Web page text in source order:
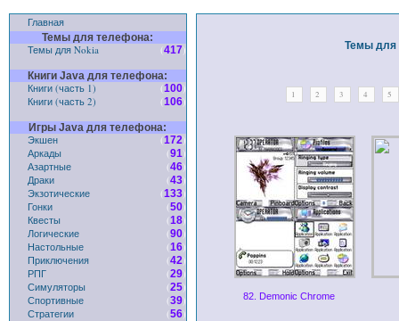
Главная
Темы для телефона:
Темы для Nokia (417)
Книги Java для телефона:
Книги (часть 1) (100)
Книги (часть 2)
(106)
Игры Java для телефона:
Экшен (172)
Аркады
(91)
Азартные
(46)
Драки
(43)
Экзотические
(133)
Гонки
(50)
Квесты
(18)
Логические
(90)
Настольные
(16)
Приключения
(42)
РПГ
(29)
Симуляторы
(25)
Спортивные
(39)
Стратегии
(56)
Темы для
1 2 3 4 5
82. Demonic Chrome